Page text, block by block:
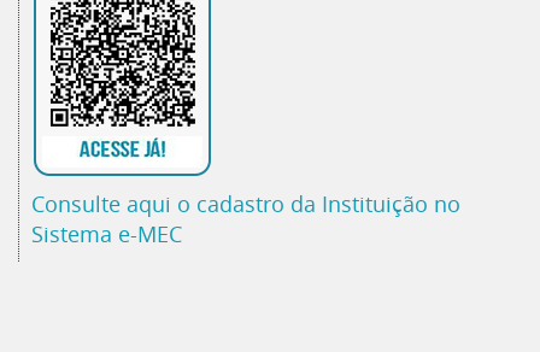
Consulte aqui o cadastro da Instituição no
Sistema e-MEC